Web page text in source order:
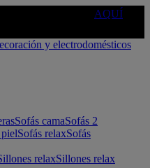
AQUÍ
Sofás camaSofás 2
Sofás relaxSofás
relaxSillones relax